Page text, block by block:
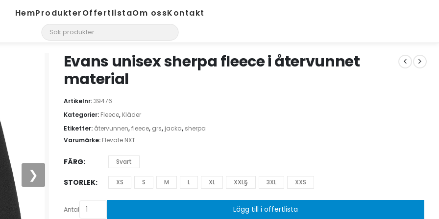
HemProdukterOffertlistaOm ossKontakt
❯
Evans unisex sherpa fleece i återvunnet
material
Artikelnr:39476
Kategorier: Fleece, Kläder
Etiketter: återvunnen,fleece, grs, jacka, sherpa
Varumärke: Elevate NXT
FÄRG Svart
STORLEK XS S M L XL XXL§ 3XL XXS
Antal Lägg till i offertlista